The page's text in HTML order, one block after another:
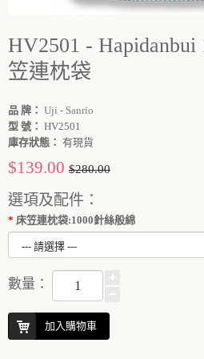
HV2501 -
笠連枕袋
品 牌： Uji - Sanrio
型 號： HV2501
庫存狀態： 有現貨
$139.00 $280.00
選項及配件：
床笠連枕袋:1000針絲般綿
數量：
加入購物車